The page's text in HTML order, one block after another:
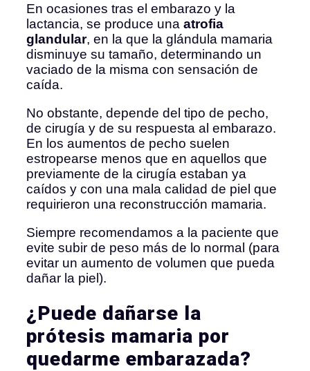
En ocasiones tras el embarazo y la
lactancia, se produce una atrofia
glandular, en la que la glándula mamaria
disminuye su tamaño, determinando un
vaciado de la misma con sensación de
caída.
No obstante, depende del tipo de pecho,
de cirugía y de su respuesta al embarazo.
En los aumentos de pecho suelen
estropearse menos que en aquellos que
previamente de la cirugía estaban ya
caídos y con una mala calidad de piel que
requirieron una reconstrucción mamaria.
Siempre recomendamos a la paciente que
evite subir de peso más de lo normal (para
evitar un aumento de volumen que pueda
dañar la piel).
¿Puede dañarse la
prótesis mamaria por
quedarme embarazada?